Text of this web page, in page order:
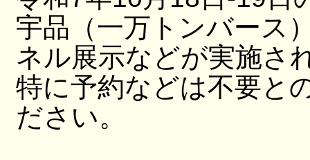
宇品（一万トンバース
ネル展示などが実施さ
特に予約などは不要と
ださい。